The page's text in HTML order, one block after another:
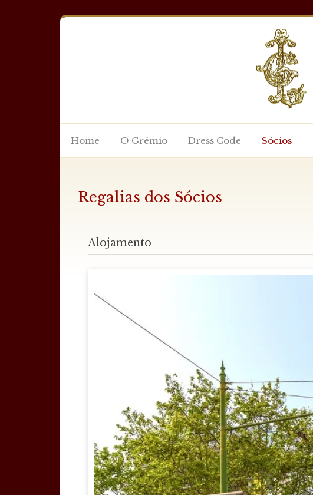
Home O Grémio Dress Code Sócios
Regalias dos Sócios
Alojamento